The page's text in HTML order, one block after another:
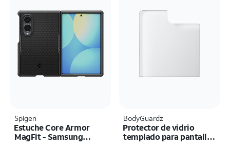
Spigen
Estuche Core Armor
MagFit - Samsung
BodyGuardz
Protector de vidrio
templado para pantalla